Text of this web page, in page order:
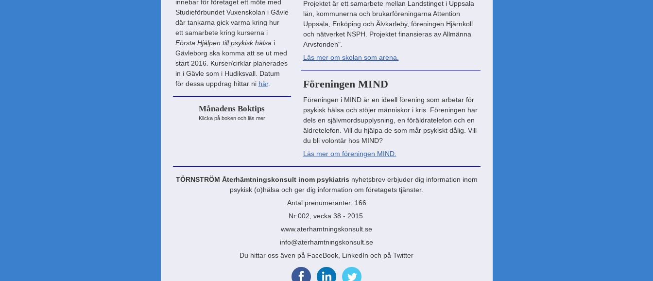
innebar för företaget ett möte med
Studieförbundet Vuxenskolan i Gävle
där tankarna gick varma kring hur
ett samarbete kring kurserna i
Första Hjälpen till psykisk hälsa i
Gävleborg ska komma att se ut med
start 2016. Kurser/cirklar planerades
in i Gävle som i Hudiksvall. Datum
för dessa uppdrag hittar ni här.
Månadens Boktips
Klicka på boken och läs mer
Projektet är ett samarbete mellan Landstinget i Uppsala
län, kommunerna och brukarföreningarna Attention
Uppsala, Enköping och Älvkarleby, föreningen Hjärnkoll
och nätverket NSPH. Projektet finansieras av Allmänna
Arvsfonden".
Läs mer om skolan som arena.
Föreningen MIND
Föreningen i MIND är en ideell förening som arbetar för
psykisk hälsa och stöjer människor i kris. Föreningen har
dels en självmordsupplysning, en föräldratelefon och en
äldretelefon. Vill du hjälpa de som mår psykiskt dålig. Vill
du bli volontär hos MIND?
Läs mer om föreningen MIND.
TÖRNSTRÖM Återhämtningskonsult inom psykiatris nyhetsbrev erbjuder dig information inom
psykisk (o)hälsa och ger dig information om företagets tjänster.
Antal prenumeranter: 166
Nr:002, vecka 38 - 2015
www.aterhamtningskonsult.se
info@aterhamtningskonsult.se
Du hittar oss även på FaceBook, LinkedIn och på Twitter